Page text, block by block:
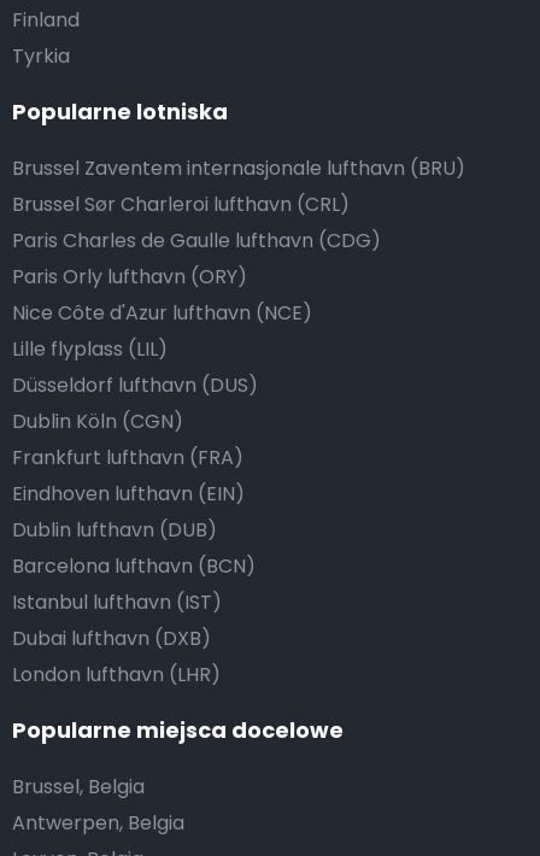
Finland
Tyrkia
Popularne lotniska
Brussel Zaventem internasjonale lufthavn (BRU)
Brussel Sør Charleroi lufthavn (CRL)
Paris Charles de Gaulle lufthavn (CDG)
Paris Orly lufthavn (ORY)
Nice Côte d'Azur lufthavn (NCE)
Lille flyplass (LIL)
Düsseldorf lufthavn (DUS)
Dublin Köln (CGN)
Frankfurt lufthavn (FRA)
Eindhoven lufthavn (EIN)
Dublin lufthavn (DUB)
Barcelona lufthavn (BCN)
Istanbul lufthavn (IST)
Dubai lufthavn (DXB)
London lufthavn (LHR)
Popularne miejsca docelowe
Brussel, Belgia
Antwerpen, Belgia